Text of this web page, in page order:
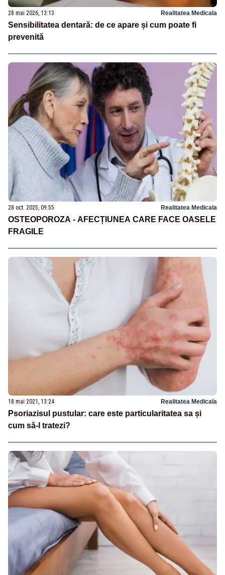
28 mai 2026, 13:13 Realitatea Medicala
Sensibilitatea dentară: de ce apare și cum poate fi
prevenită
28 oct. 2025, 09:55 Realitatea Medicala
OSTEOPOROZA - AFECȚIUNEA CARE FACE OASELE
FRAGILE
18 mai 2021, 13:24 Realitatea Medicala
Psoriazisul pustular: care este particularitatea sa și
cum să-l tratezi?